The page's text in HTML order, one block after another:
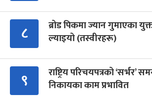
८
ब्रोड पिकमा ज्यान गुमाएका
ल्याइयो (तस्वीरहरू)
९
राष्ट्रिय परिचयपत्रको ‘सर्भर’
निकायका काम प्रभावित